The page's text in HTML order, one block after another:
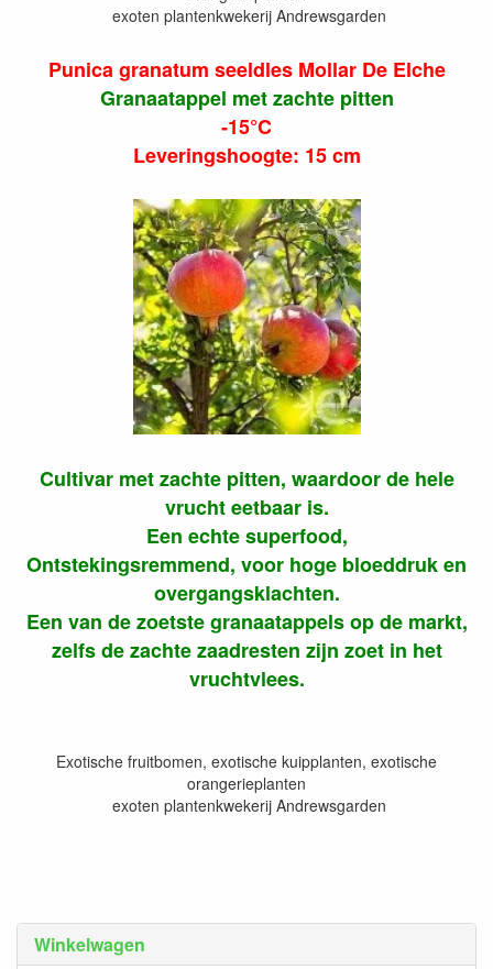
Winkelwagen
exoten plantenkwekerij Andrewsgarden
Punica granatum seeldles Mollar De Elche
Granaatappel met zachte pitten
-15°C
Leveringshoogte: 15 cm
Cultivar met zachte pitten, waardoor de hele
vrucht eetbaar is.
Een echte superfood,
Ontstekingsremmend, voor hoge bloeddruk en
overgangsklachten.
Een van de zoetste granaatappels op de markt,
zelfs de zachte zaadresten zijn zoet in het
vruchtvlees.
Exotische fruitbomen, exotische kuipplanten, exotische
orangerieplanten
exoten plantenkwekerij Andrewsgarden